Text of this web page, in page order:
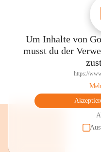
Um Inhalte von
musst du der
https://